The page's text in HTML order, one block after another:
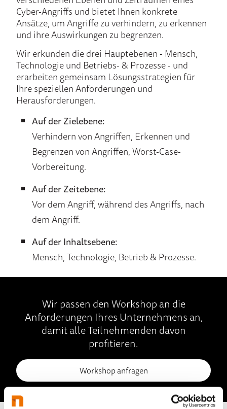
Cyber-Angriffs und bietet Ihnen konkrete
Ansätze, um Angriffe zu verhindern, zu erkennen
und ihre Auswirkungen zu begrenzen.
Wir erkunden die drei Hauptebenen - Mensch,
Technologie und Betriebs- & Prozesse - und
erarbeiten gemeinsam Lösungsstrategien für
Ihre speziellen Anforderungen und
Herausforderungen.
Auf der Zielebene:
Verhindern von Angriffen, Erkennen und
Begrenzen von Angriffen, Worst-Case-
Vorbereitung.
Auf der Zeitebene:
Vor dem Angriff, während des Angriffs, nach
dem Angriff.
Auf der Inhaltsebene:
Mensch, Technologie, Betrieb & Prozesse.
Wir passen den Workshop an die
Anforderungen Ihres Unternehmens an,
damit alle Teilnehmenden davon
profitieren.
Workshop anfragen